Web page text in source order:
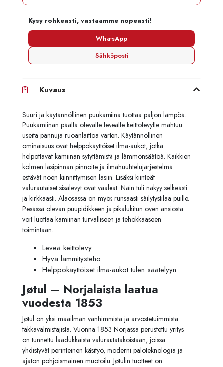
Kysy rohkeasti, vastaamme nopeasti!
WhatsApp
Sähköposti
Kuvaus
Suuri ja käytännöllinen puukamiina tuottaa paljon lämpöä.
Puukamiinan päällä olevalle leveälle keittolevylle mahtuu
useita pannuja ruoanlaittoa varten. Käytännöllinen
ominaisuus ovat helppokäyttöiset ilma-aukot, jotka
helpottavat kamiinan sytyttämistä ja lämmönsäätöä. Kaikkien
kolmen lasipinnan pinnoite ja ilmahuuhtelujärjestelmä
estävät noen kiinnittymisen lasiin. Lisäksi kiinteät
valurautaiset sisälevyt ovat vaaleat. Näin tuli näkyy selkeästi
ja kirkkaasti. Alaosassa on myös runsaasti säilytystilaa puille.
Pesässä olevan puupidikkeen ja pikalukitun oven ansiosta
voit luottaa kamiinan turvalliseen ja tehokkaaseen
toimintaan.
Leveä keittolevy
Hyvä lämmitysteho
Helppokäyttöiset ilma-aukot tulen säätelyyn
Jøtul – Norjalaista laatua
vuodesta 1853
Jøtul on yksi maailman vanhimmista ja arvostetuimmista
takkavalmistajista. Vuonna 1853 Norjassa perustettu yritys
on tunnettu laadukkaista valurautatakoistaan, joissa
yhdistyvät perinteinen käsityö, moderni paloteknologia ja
ajaton pohjoismainen muotoilu. Jøtulin tuotteet on